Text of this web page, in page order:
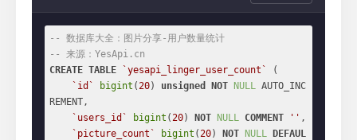
-- 数据库大全：图片分享-用户数量统计
-- 来源：YesApi.cn
CREATE TABLE `yesapi_linger_user_count`
(
`id`
bigint (20) unsigned NOT NULL AUTO_INC
REMENT,
`users_id`
bigint (20) NOT NULL COMMENT '' ,
`picture_count`
bigint (20) NOT NULL
DEFAUL